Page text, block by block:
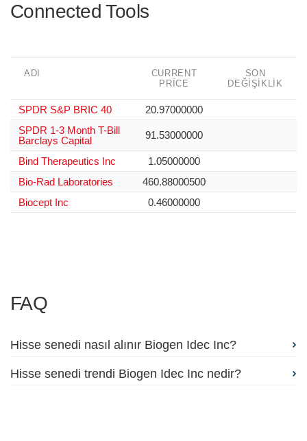
Connected Tools
ADI
CURRENT
PRICE
SON
DEĞIŞIKLIK
SPDR S&P BRIC 40
20.97000000
SPDR 1-3 Month T-Bill
Barclays Capital
91.53000000
Bind Therapeutics Inc
1.05000000
Bio-Rad Laboratories
460.88000500
Biocept Inc
0.46000000
FAQ
Hisse senedi nasıl alınır Biogen Idec Inc?
Hisse senedi trendi Biogen Idec Inc nedir?